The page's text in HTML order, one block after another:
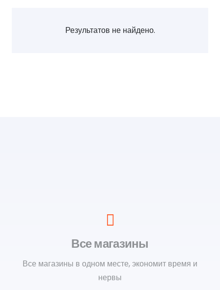
Результатов не найдено.
Все магазины
Все магазины в одном месте, экономит время и
нервы